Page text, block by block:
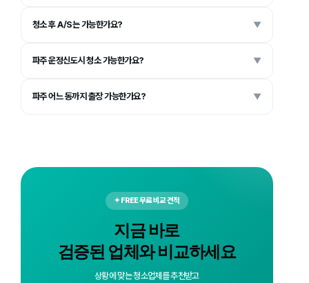
청소 후 A/S는 가능한가요? ▼
파주 운정신도시 청소 가능한가요? ▼
파주 어느 동까지 출장 가능한가요? ▼
✦ FREE 무료 비교 견적
지금 바로
검증된 업체와 비교하세요
상황에 맞는 청소업체를 추천받고